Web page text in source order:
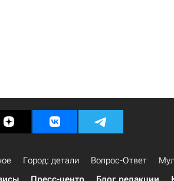
Город: детали Вопрос-Ответ